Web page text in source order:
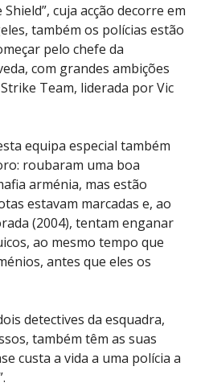
Shield”, cuja acção decorre em
também os polícias estão
pelo chefe da
com grandes ambições
Team, liderada por Vic
equipa especial também
roubaram uma boa
arménia, mas estão
estavam marcadas e, ao
(2004), tentam enganar
ao mesmo tempo que
antes que eles os
detectives da esquadra,
também têm as suas
custa a vida a uma polícia a